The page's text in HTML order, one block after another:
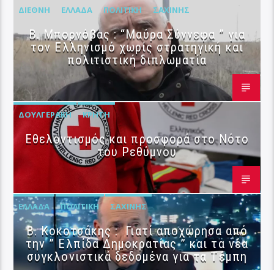
ΔΙΕΘΝΉ ΕΛΛΆΔΑ ΠΟΛΙΤΙΚΉ ΣΑΧΊΝΗΣ
B. Μπορνόβας : “Μαύρα Σύννεφα ” για
τον Ελληνισμό χωρίς στρατηγική και
πολιτιστική διπλωματία
ΔΟΥΛΓΕΡΆΚΗ ΚΡΉΤΗ
Εθελοντισμός και προσφορά στο Νότο
του Ρεθύμνου
ΕΛΛΆΔΑ ΠΟΛΙΤΙΚΉ ΣΑΧΊΝΗΣ
Β. Κοκοτσάκης : Γιατί αποχώρησα από
την ” Ελπίδα Δημοκρατίας ” και τα νέα
συγκλονιστικά δεδομένα για τα Τέμπη